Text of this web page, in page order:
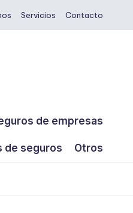
Servicios Contacto
de empresas
de seguros Otros